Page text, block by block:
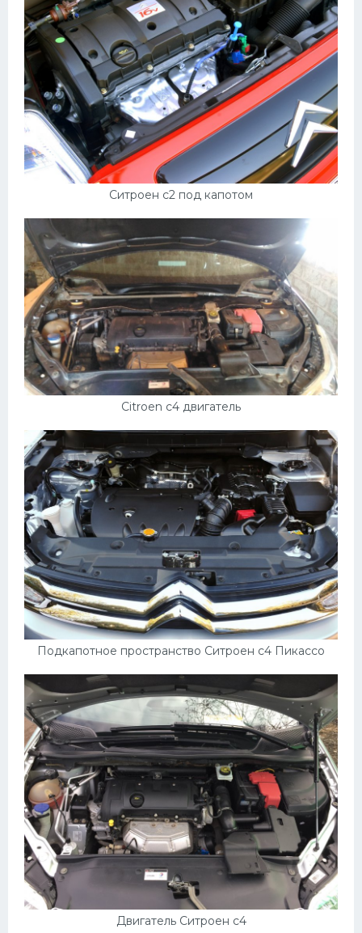
Ситроен с2 под капотом
Citroen c4 двигатель
Подкапотное пространство Ситроен с4 Пикассо
Двигатель Ситроен с4